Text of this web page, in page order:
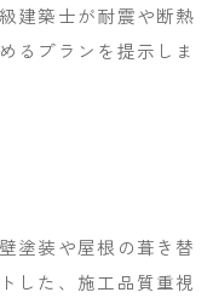
建築士が耐震や断熱
るプランを提示しま
塗装や屋根の葺き替
した、施工品質重視